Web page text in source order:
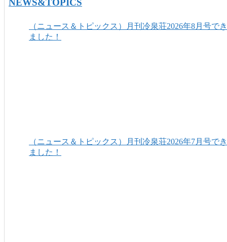
NEWS&TOPICS
（ニュース＆トピックス）月刊冷泉荘2026年8月号でき
ました！
（ニュース＆トピックス）月刊冷泉荘2026年7月号でき
ました！